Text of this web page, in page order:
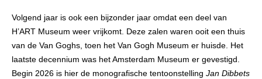
Volgend jaar is ook een bijzonder jaar omdat een deel van
H’ART Museum weer vrijkomt. Deze zalen waren ooit een thuis
van de Van Goghs, toen het Van Gogh Museum er huisde. Het
laatste decennium was het Amsterdam Museum er gevestigd.
Begin 2026 is hier de monografische tentoonstelling Jan Dibbets